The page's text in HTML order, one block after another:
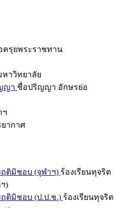
ครุยพระราชทาน
หาวิทยาลัย
ญา ชื่อปริญญา อักษรย่อ
ฯ
ากาศ
ฤติมิชอบ (จุฬาฯ) ร้องเรียนทุจริต
)
ฤติมิชอบ (ป.ป.ช.) ร้องเรียนทุจริต